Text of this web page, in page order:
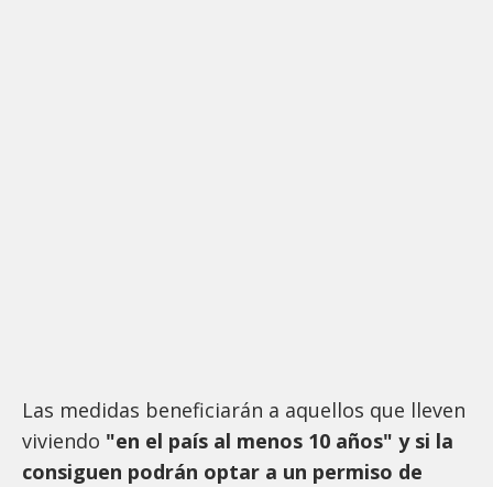
Las medidas beneficiarán a aquellos que lleven
viviendo "en el país al menos 10 años" y si la
consiguen podrán optar a un permiso de